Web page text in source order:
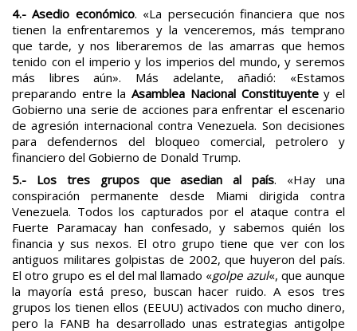
4.- Asedio económico. «La persecución financiera que nos
tienen la enfrentaremos y la venceremos, más temprano
que tarde, y nos liberaremos de las amarras que hemos
tenido con el imperio y los imperios del mundo, y seremos
más libres aún». Más adelante, añadió: «Estamos
preparando entre laAsamblea Nacional Constituyentey el
Gobierno una serie de acciones para enfrentar el escenario
de agresión internacional contra Venezuela. Son decisiones
para defendernos del bloqueo comercial, petrolero y
financiero del Gobierno de Donald Trump.
5.- Los tres grupos que asedian al país. «Hay una
conspiración permanente desde Miami dirigida contra
Venezuela. Todos los capturados por el ataque contra el
Fuerte Paramacay han confesado, y sabemos quién los
financia y sus nexos. El otro grupo tiene que ver con los
antiguos militares golpistas de 2002, que huyeron del país.
El otro grupo es el del mal llamado «golpe azul«, que aunque
la mayoría está preso, buscan hacer ruido. A esos tres
grupos los tienen ellos (EEUU) activados con mucho dinero,
pero la FANB ha desarrollado unas estrategias antigolpe